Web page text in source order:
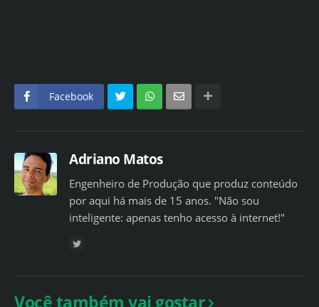
Facebook
Adriano Matos
Engenheiro de Produção que produz conteúdo
por aqui há mais de 15 anos. "Não sou
inteligente: apenas tenho acesso à internet!"
Você também vai gostar